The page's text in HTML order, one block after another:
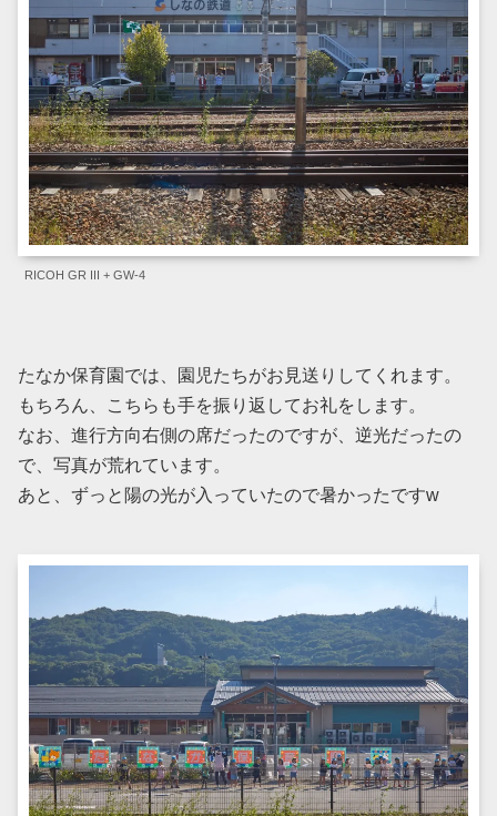
RICOH GR III + GW-4
たなか保育園では、園児たちがお見送りしてくれます。
もちろん、こちらも手を振り返してお礼をします。
なお、進行方向右側の席だったのですが、逆光だったの
で、写真が荒れています。
あと、ずっと陽の光が入っていたので暑かったですw